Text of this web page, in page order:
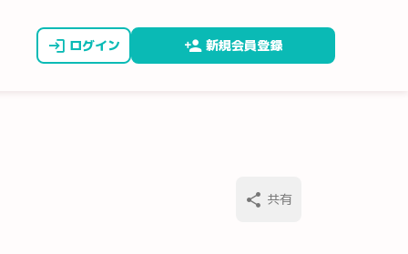
ログイン 新規会員登録
共有